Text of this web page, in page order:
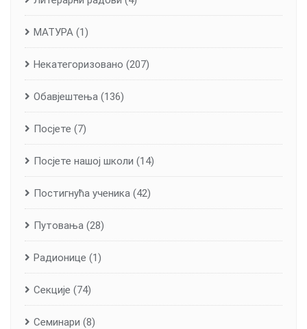
МАТУРА (1)
Некатегоризовано (207)
Обавјештења (136)
Посјете (7)
Посјете нашој школи (14)
Постигнућа ученика (42)
Путовања (28)
Радионице (1)
Секције (74)
Семинари (8)